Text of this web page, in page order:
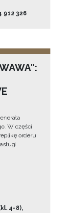
912 326
W części
orderu
4-8),